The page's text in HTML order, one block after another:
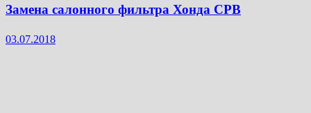
Замена салонного фильтра Хонда СРВ
03.07.2018